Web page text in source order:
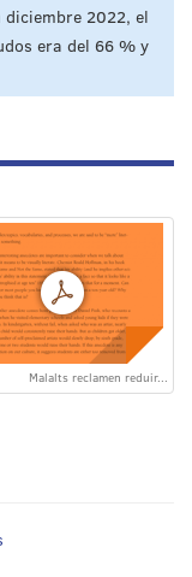
2022, el
era del 66 % y
Malalts reclamen reduir...